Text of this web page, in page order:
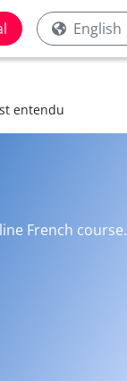
English
entendu
French course.